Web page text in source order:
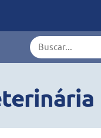
Termo de busca